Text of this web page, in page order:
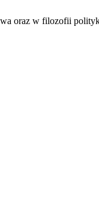
oraz w filozofii